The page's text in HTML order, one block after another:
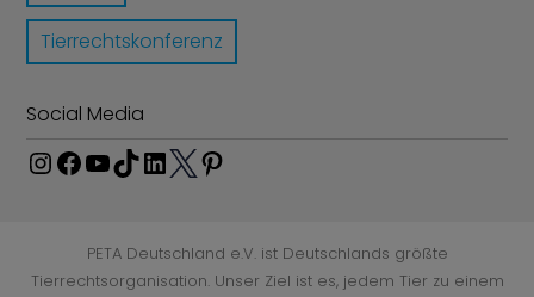
Tierrechtskonferenz
Social Media
I
a
F
e
b
Y
T
u
T
T
o
L
k
e
i
t
t
e
PETA Deutschland e.V. ist Deutschlands größte
Tierrechtsorganisation. Unser Ziel ist es, jedem Tier zu einem